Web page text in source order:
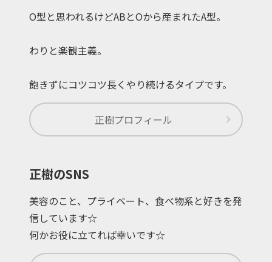
O型と思われるけどABとOから産まれたA型。
わりと楽観主義。
飽きずにコツコツ長くやり続けるタイプです。
正樹プロフィール
正樹のSNS
美容のこと、プライベート、食べ物系と好きを発
信しています☆
何かお役に立てれば幸いです☆